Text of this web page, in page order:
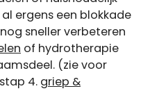
ergens een blokkade
sneller verbeteren
of hydrotherapie
(zie voor
4. griep &